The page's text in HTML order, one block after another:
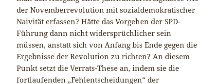
der Novemberrevolution mit sozialdemokratischer
Naivität erfassen? Hätte das Vorgehen der SPD-
Führung dann nicht widersprüchlicher sein
müssen, anstatt sich von Anfang bis Ende gegen die
Ergebnisse der Revolution zu richten? An diesem
Punkt setzt die Verrats-These an, indem sie die
fortlaufenden „Fehlentscheidungen“ der